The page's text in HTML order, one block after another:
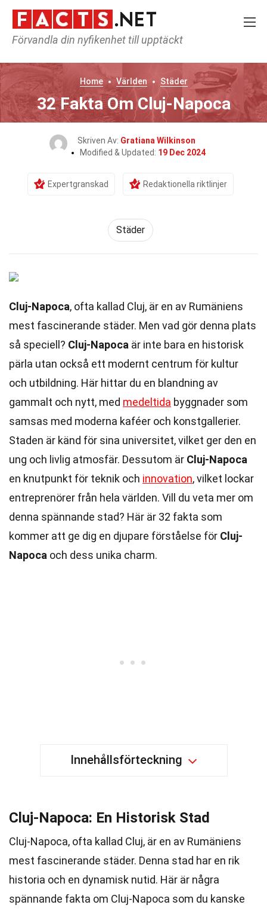
Förvandla din nyfikenhet till upptäckt
Home Världen Städer
32 Fakta Om Cluj-Napoca
Skriven Av: Gratiana Wilkinson
Modified & Updated: 19 Dec 2024
Expertgranskad Redaktionella riktlinjer
Städer
Cluj-Napoca, ofta kallad Cluj, är en av Rumäniens
mest fascinerande städer. Men vad gör denna plats
så speciell? Cluj-Napoca är inte bara en historisk
pärla utan också ett modernt centrum för kultur
och utbildning. Här hittar du en blandning av
gammalt och nytt, med medeltida byggnader som
samsas med moderna kaféer och konstgallerier.
Staden är känd för sina universitet, vilket ger den en
ung och livlig atmosfär. Dessutom är Cluj-Napoca
en knutpunkt för teknik och innovation, vilket lockar
entreprenörer från hela världen. Vill du veta mer om
denna spännande stad? Här är 32 fakta som
kommer att ge dig en djupare förståelse för Cluj-
Napoca och dess unika charm.
Innehållsförteckning
Cluj-Napoca: En Historisk Stad
Cluj-Napoca, ofta kallad Cluj, är en av Rumäniens
mest fascinerande städer. Denna stad har en rik
historia och en dynamisk nutid. Här är några
spännande fakta om Cluj-Napoca som du kanske